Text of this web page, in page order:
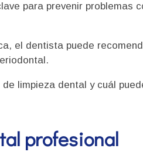
para prevenir problemas
el dentista puede
limpieza dental y cuál
profesional